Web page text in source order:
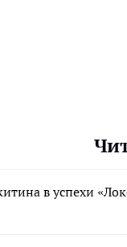
в успехи